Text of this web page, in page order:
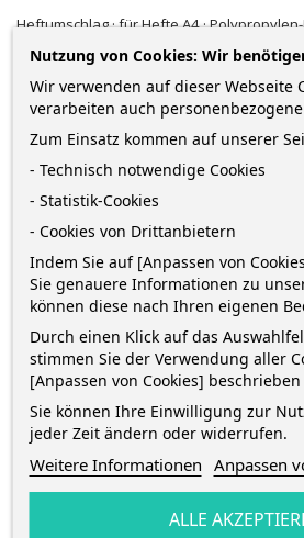
Heftumschlag · für Hefte A4 · Polypropylen-
dunkelblau gedeckt
0,49 €
inkl. MwSt. zzgl. Versandkosten *
IN DEN WARENKORB
 Auf Lager
Bestelle innerhalb von
erhalte die Bestellungzwischen
Mittwoch 12 August
Nutzung von Cookies: Wir
Wir verwenden auf dieser Webseite
verarbeiten auch
Zum Einsatz kommen auf unserer
- Technisch notwendige Cookies
- Statistik-Cookies
- Cookies von Drittanbietern
Indem Sie auf [Anpassen von
Sie genauere Informationen zu
können diese nach Ihren eigenen
Durch einen Klick auf das
stimmen Sie der Verwendung aller
[Anpassen von Cookies]
Sie können Ihre Einwilligung zur
jeder Zeit ändern oder widerrufen.
Weitere Informationen Anpassen
ALLE